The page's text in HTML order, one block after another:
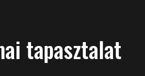
tapasztalat